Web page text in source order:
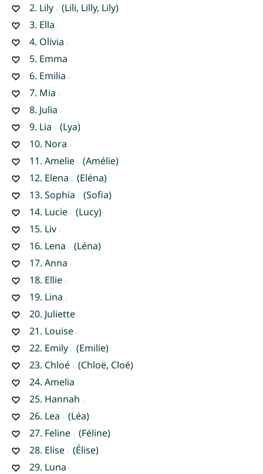
2. Lily
(Lili, Lilly, Lily)
3. Ella
4. Olivia
5. Emma
6. Emilia
7. Mia
8. Julia
9. Lia
(Lya)
10. Nora
11. Amelie
(Amélie)
12. Elena
(Eléna)
13. Sophia
(Sofia)
14. Lucie
(Lucy)
15. Liv
16. Lena
(Léna)
17. Anna
18. Ellie
19. Lina
20. Juliette
21. Louise
22. Emily
(Emilie)
23. Chloé
(Chloë, Cloé)
24. Amelia
25. Hannah
26. Lea
(Léa)
27. Feline
(Féline)
28. Elise
(Élise)
29. Luna